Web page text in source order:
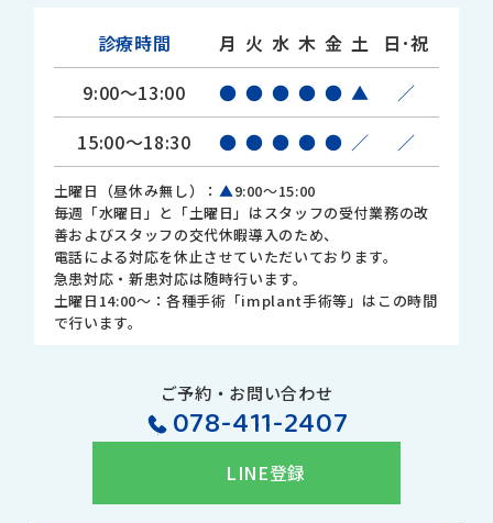
診療時間 月 火 水 木 金 土
日･祝
9:00～13:00
● ● ● ● ● ▲
／
15:00～18:30
● ● ● ● ● ／ ／
土曜日（昼休み無し）： ▲9:00～15:00
毎週「水曜日」と「土曜日」はスタッフの受付業務の改
善およびスタッフの交代休暇導入のため、
電話による対応を休止させていただいております。
急患対応・新患対応は随時行います。
土曜日14:00～：各種手術「implant手術等」はこの時間
で行います。
ご予約・お問い合わせ
078-411-2407
LINE登録